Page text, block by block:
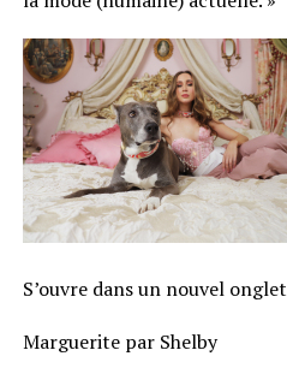
S’ouvre dans un nouvel onglet
Marguerite par Shelby